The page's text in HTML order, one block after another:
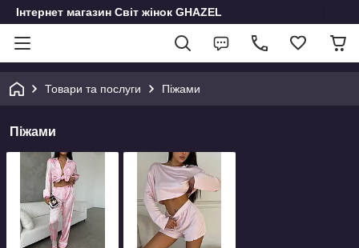
Інтернет магазин Світ жінок GHAZEL
Товари та послуги Піжами
Піжами